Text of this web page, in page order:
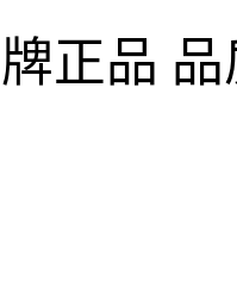
正品